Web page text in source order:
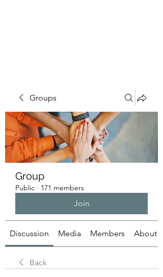
Groups
Group
Public · 171 members
Join
Discussion Media Members About
Back